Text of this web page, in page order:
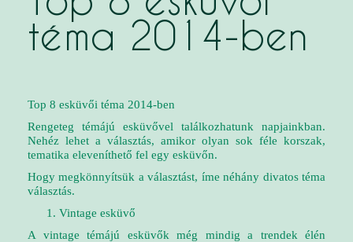
téma 2014-ben
Top 8 esküvői téma 2014-ben
Rengeteg témájú esküvővel találkozhatunk napjainkban.
Nehéz lehet a választás, amikor olyan sok féle korszak,
tematika eleveníthető fel egy esküvőn.
Hogy megkönnyítsük a választást, íme néhány divatos téma
választás.
Vintage esküvő
A vintage témájú esküvők még mindig a trendek élén